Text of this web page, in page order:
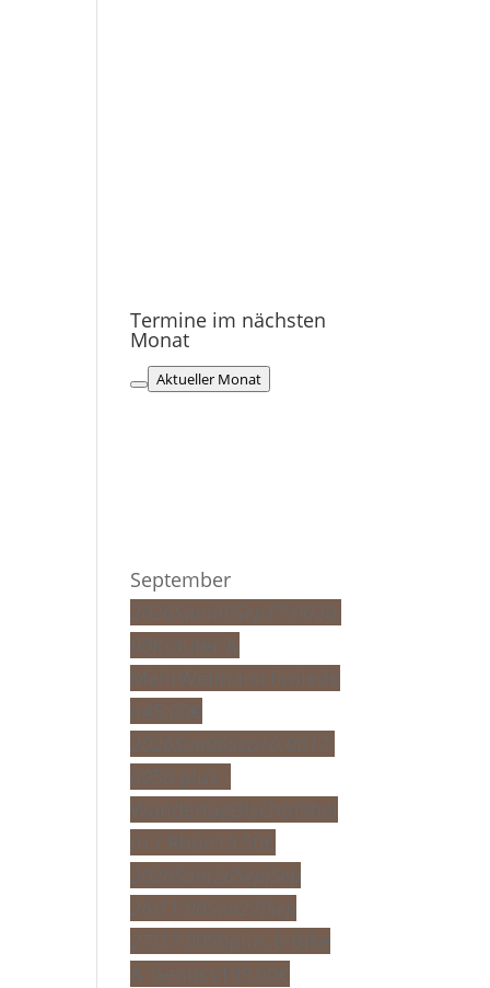
Termine im nächsten
Monat
Aktueller Monat
September
2026
Sam 05 Sep 17:00 20:
00
Kräuter &
Weimarschmiede
2026
Son 06 Sep 10:00
00
Wandertag
2026
Sam 26 Sep
(Sep
26)
11:00 Son 27
(Sep
27)
17:00
& Genuss